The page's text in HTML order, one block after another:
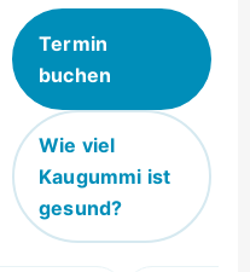
Termin
buchen
Wie viel
Kaugummi ist
gesund?